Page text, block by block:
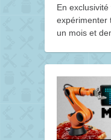
En
expérimenter
un mois et